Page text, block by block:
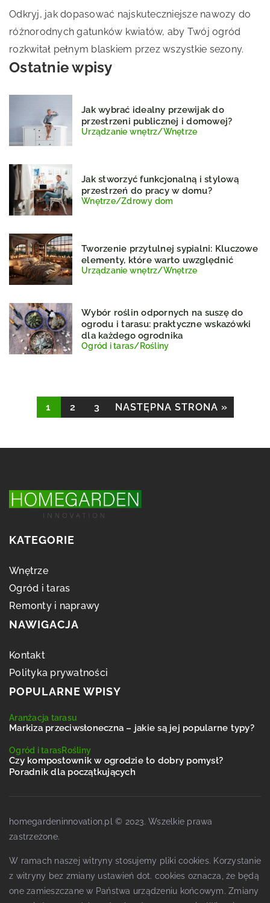
Odkryj, jak dopasować najskuteczniejsze nawozy do
różnorodnych gatunków kwiatów, aby Twój ogród
rozkwitał pełnym blaskiem przez wszystkie sezony.
Ostatnie wpisy
Jak wybrać idealny przewijak do
przestrzeni publicznej i domowej?
Urządzanie wnętrz/Wnętrze
Jak stworzyć funkcjonalną i stylową
przestrzeń do pracy w domu?
Wnętrze/Zdrowy dom
Tworzenie przytulnej sypialni: Kluczowe
elementy, które warto uwzględnić
Urządzanie wnętrz/Wnętrze
Wybór roślin odpornych na suszę do
ogrodu i tarasu: praktyczne wskazówki
dla każdego ogrodnika
Ogród i taras/Rośliny
1 2 3 NASTĘPNA STRONA »
KATEGORIE
Wnętrze
Ogród i taras
Remonty i naprawy
NAWIGACJA
Kontakt
Polityka prywatności
POPULARNE WPISY
Aranżacja tarasu
Markiza przeciwsłoneczna – jakie są jej popularne typy?
Ogród i tarasRośliny
Czy kompostownik w ogrodzie to dobry pomysł?
Poradnik dla początkujących
homegardeninnovation.pl © 2023. Wszelkie prawa
zastrzeżone.
W ramach naszej witryny stosujemy pliki cookies. Korzystanie
z witryny bez zmiany ustawień dot. cookies oznacza, że będą
one zamieszczane w Państwa urządzeniu końcowym. Zmiany